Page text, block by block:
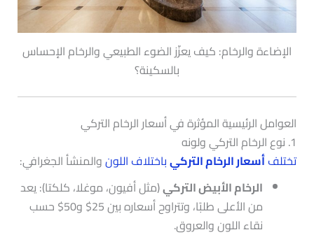
الإضاءة والرخام: كيف يعزّز الضوء الطبيعي والرخام الإحساس
بالسكينة؟
العوامل الرئيسية المؤثرة في أسعار الرخام التركي
1. نوع الرخام التركي ولونه
تختلفأسعار الرخام التركيباختلاف اللونوالمنشأ الجغرافي:
الرخام الأبيض التركي(مثل أفيون، موغلا، كلكتا): يعد
من الأعلى طلبًا، وتتراوح أسعاره بين 25$ و50$ حسب
نقاء اللون والعروق.